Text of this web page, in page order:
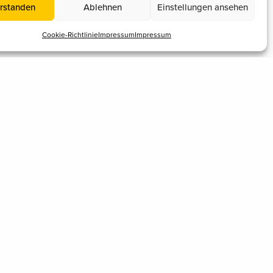
Ablehnen Einstellungen ansehen
Cookie-RichtlinieImpressumImpressum